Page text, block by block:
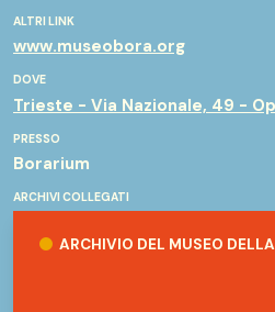
ALTRI LINK
www.museobora.org
DOVE
Trieste - Via Nazionale, 49 -
PRESSO
Borarium
ARCHIVI COLLEGATI
ARCHIVIO DEL MUSEO